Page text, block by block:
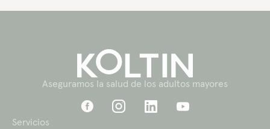
Aseguramos la salud de los adultos mayores
Servicios